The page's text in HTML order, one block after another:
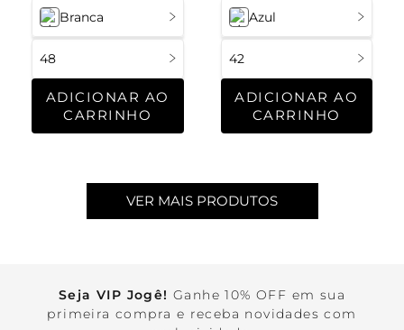
Branca
48
ADICIONAR AO
CARRINHO
Azul
42
ADICIONAR AO
CARRINHO
Seja VIP Jogê! Ganhe 10% OFF em sua
primeira compra e receba novidades com